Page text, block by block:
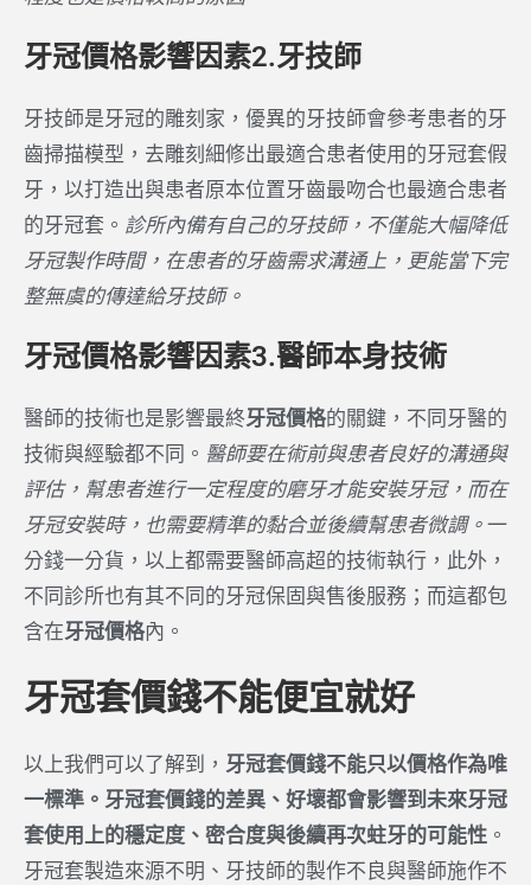
牙冠價格影響因素2.牙技師
牙技師是牙冠的雕刻家，優異的牙技師會參考患者的牙
齒掃描模型，去雕刻細修出最適合患者使用的牙冠套假
牙，以打造出與患者原本位置牙齒最吻合也最適合患者
的牙冠套。 診所內備有自己的牙技師，不僅能大幅降低
牙冠製作時間，在患者的牙齒需求溝通上，更能當下完
整無虞的傳達給牙技師。
牙冠價格影響因素3.醫師本身技術
醫師的技術也是影響最終牙冠價格的關鍵，不同牙醫的
技術與經驗都不同。 醫師要在術前與患者良好的溝通與
評估，幫患者進行一定程度的磨牙才能安裝牙冠，而在
牙冠安裝時，也需要精準的黏合並後續幫患者微調。 一
分錢一分貨，以上都需要醫師高超的技術執行，此外，
不同診所也有其不同的牙冠保固與售後服務；而這都包
含在牙冠價格內。
牙冠套價錢不能便宜就好
以上我們可以了解到， 牙冠套價錢不能只以價格作為唯
一標準。牙冠套價錢的差異、好壞都會影響到未來牙冠
套使用上的穩定度、密合度與後續再次蛀牙的可能性 。
牙冠套製造來源不明、牙技師的製作不良與醫師施作不